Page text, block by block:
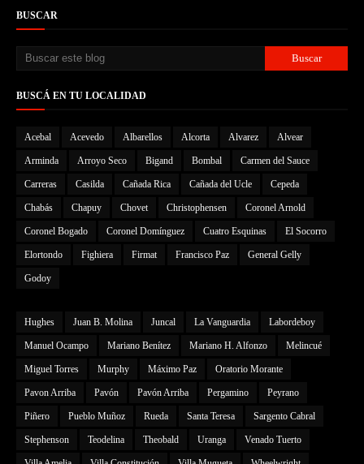
BUSCAR
BUSCÁ EN TU LOCALIDAD
Acebal Acevedo Albarellos Alcorta Alvarez Alvear
Arminda Arroyo Seco Bigand Bombal Carmen del Sauce
Carreras Casilda Cañada Rica Cañada del Ucle Cepeda
Chabás Chapuy Chovet Christophensen Coronel Arnold
Coronel Bogado Coronel Domínguez Cuatro Esquinas El Socorro
Elortondo Fighiera Firmat Francisco Paz General Gelly
Godoy
Hughes Juan B. Molina Juncal La Vanguardia Labordeboy
Manuel Ocampo Mariano Benítez Mariano H. Alfonzo Melincué
Miguel Torres Murphy Máximo Paz Oratorio Morante
Pavon Arriba Pavón Pavón Arriba Pergamino Peyrano
Piñero Pueblo Muñoz Rueda Santa Teresa Sargento Cabral
Stephenson Teodelina Theobald Uranga Venado Tuerto